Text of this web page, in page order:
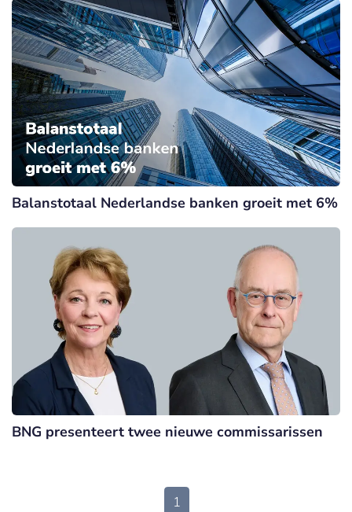
Balanstotaal Nederlandse banken groeit met 6%
BNG presenteert twee nieuwe commissarissen
1